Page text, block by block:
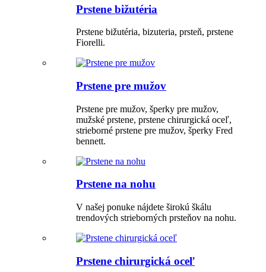
Prstene bižutéria
Prstene bižutéria, bizuteria, prsteň, prstene
Fiorelli.
Prstene pre mužov
Prstene pre mužov, šperky pre mužov,
mužské prstene, prstene chirurgická oceľ,
strieborné prstene pre mužov, šperky Fred
bennett.
Prstene na nohu
V našej ponuke nájdete širokú škálu
trendových strieborných prsteňov na nohu.
Prstene chirurgická oceľ